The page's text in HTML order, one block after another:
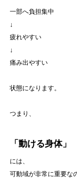
一部へ負担集中
↓
疲れやすい
↓
痛み出やすい
状態になります。
つまり、
「動ける身体」
には、
可動域が非常に重要な